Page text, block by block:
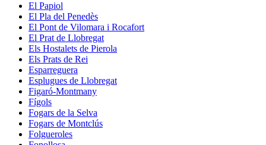
El Papiol
El Pla del Penedès
El Pont de Vilomara i Rocafort
El Prat de Llobregat
Els Hostalets de Pierola
Els Prats de Rei
Esparreguera
Esplugues de Llobregat
Figaró-Montmany
Fígols
Fogars de la Selva
Fogars de Montclús
Folgueroles